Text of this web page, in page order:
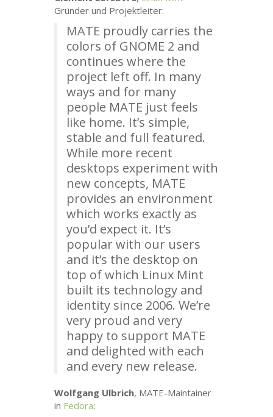
Gründer und Projektleiter:
MATE proudly carries the
colors of GNOME 2 and
continues where the
project left off. In many
ways and for many
people MATE just feels
like home. It’s simple,
stable and full featured.
While more recent
desktops experiment with
new concepts, MATE
provides an environment
which works exactly as
you’d expect it. It’s
popular with our users
and it’s the desktop on
top of which Linux Mint
built its technology and
identity since 2006. We’re
very proud and very
happy to support MATE
and delighted with each
and every new release.
Wolfgang Ulbrich, MATE-Maintainer
in Fedora: